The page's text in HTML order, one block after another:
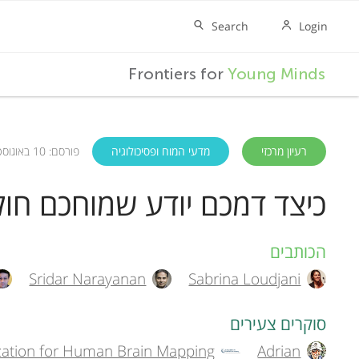
Frontiers for Young Minds
רעיון מרכזי מדעי המוח ופסיכולוגיה פורסם: 10 באוגוסט, 2023
כיצד דמכם יודע שמוחכם
A
u
t
הכותבים
Sabrina Loudjani
Sridar Narayanan
סוקרים צעירים
Adrian
for Human Brain Mapping